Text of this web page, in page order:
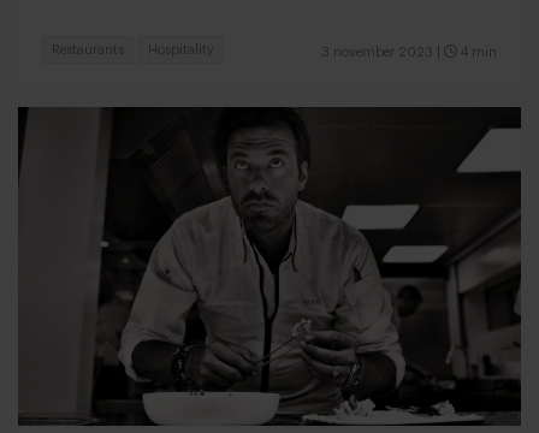
3 november 2023 4 min
Restaurants Hospitality